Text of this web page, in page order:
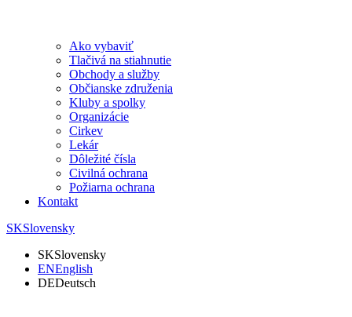
Ako vybaviť
Tlačivá na stiahnutie
Obchody a služby
Občianske združenia
Kluby a spolky
Organizácie
Cirkev
Lekár
Dôležité čísla
Civilná ochrana
Požiarna ochrana
Kontakt
SKSlovensky
SKSlovensky
ENEnglish
DEDeutsch